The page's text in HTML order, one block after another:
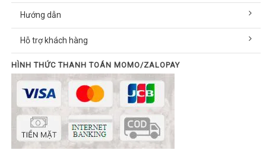
Hướng dẫn
Hỗ trợ khách hàng
HÌNH THỨC THANH TOÁN MOMO/ZALOPAY